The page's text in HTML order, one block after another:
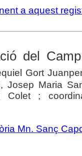
a aquest
del
Gort
Josep Maria
Colet ;
Mn. Sanç